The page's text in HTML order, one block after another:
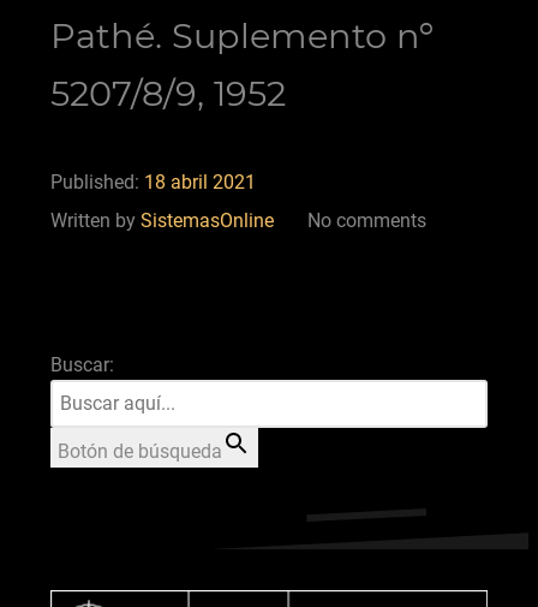
Pathé. Suplemento nº
5207/8/9, 1952
Published: 18 abril 2021
Written by SistemasOnline No comments
Buscar:
Botón de búsqueda